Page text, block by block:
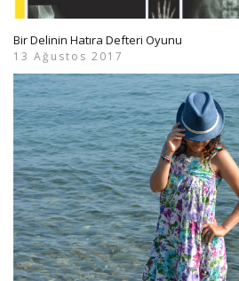
Bir Delinin Hatıra Defteri Oyunu
13 Ağustos 2017